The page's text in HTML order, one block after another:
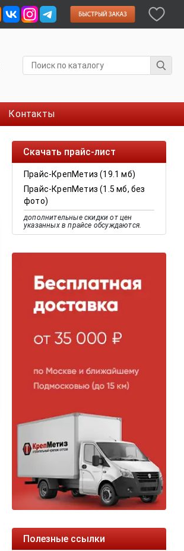
Контакты
Скачать прайс-лист
Прайс-КрепМетиз (19.1 мб)
Прайс-КрепМетиз (1.5 мб, без
фото)
дополнительные скидки от цен
указанных в прайсе обсуждаются.
Полезные ссылки